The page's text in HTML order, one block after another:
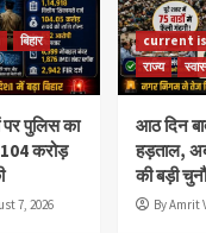
बिहार
पर पुलिस का
104 करोड़
7, 2026
current
राज्य
आठ दिन
हड़ताल,
की बड़ी
By Amrit